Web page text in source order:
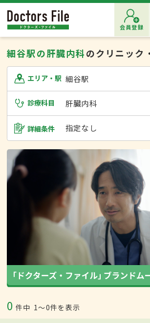
会員登録
細谷駅の肝臓内科のクリニック
エリア・駅 細谷駅
診療科目 肝臓内科
詳細条件 指定なし
0 件中 1〜0件を表示